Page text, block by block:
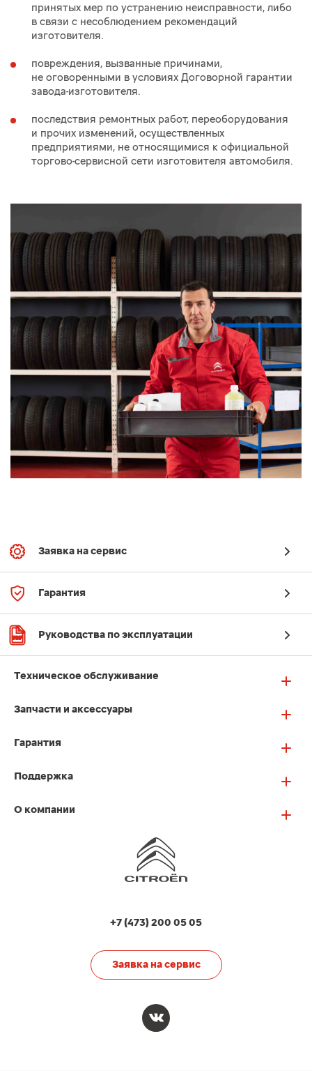
принятых мер по устранению неисправности, либо
в связи с несоблюдением рекомендаций
изготовителя.
повреждения, вызванные причинами,
не оговоренными в условиях Договорной гарантии
завода-изготовителя.
последствия ремонтных работ, переоборудования
и прочих изменений, осуществленных
предприятиями, не относящимися к официальной
торгово-сервисной сети изготовителя автомобиля.
Заявка на сервис
Гарантия
Руководства по эксплуатации
Техническое обслуживание
Запчасти и аксессуары
Гарантия
Поддержка
О компании
+7 (473) 200 05 05
Заявка на сервис